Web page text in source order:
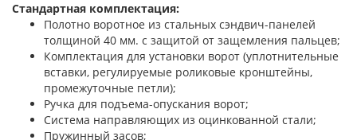
Стандартная комплектация:
Полотно воротное из стальных сэндвич-панелей
толщиной 40 мм. с защитой от защемления пальцев;
Комплектация для установки ворот (уплотнительные
вставки, регулируемые роликовые кронштейны,
промежуточные петли);
Ручка для подъема-опускания ворот;
Система направляющих из оцинкованной стали;
Пружинный засов;